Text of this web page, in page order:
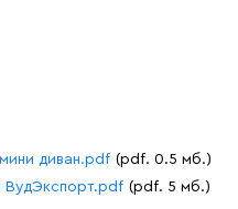
Оранж
диван.pdf (pdf. 0.5 мб.)
ВудЭкспорт.pdf (pdf. 5 мб.)